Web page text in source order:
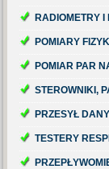
RADIOMETRY I
POMIARY
POMIAR PAR
STEROWNIKI,
PRZESYŁ
TESTERY